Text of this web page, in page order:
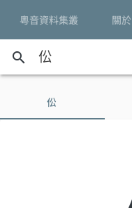
粵音資料集叢 關於
search
伀